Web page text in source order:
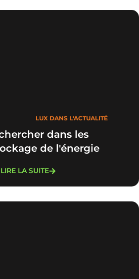
LUX DANS L'ACTUALITÉ
dans les
de l'énergie
LIRE LA SUITE